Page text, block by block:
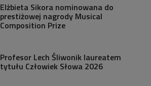
Elżbieta Sikora nominowana do
prestiżowej nagrody Musical
Composition Prize
Profesor Lech Śliwonik laureatem
tytułu Człowiek Słowa 2026